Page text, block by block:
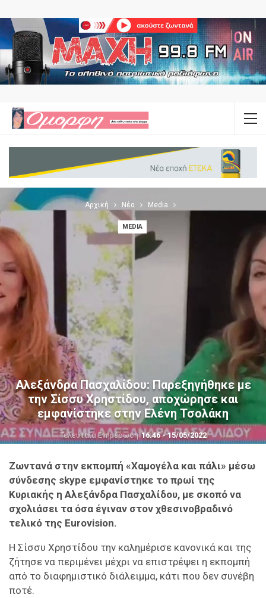
Αρχική Νέα Media
MEDIA
Αλεξάνδρα Πασχαλίδου: Παρεξηγήθηκε με
την Σίσσυ Χρηστίδου, αποχώρησε και
εμφανίστηκε στην Ελένη Τσολάκη
Τελευταία Ενημέρωση16:46 - 15/05/2022
Ζωντανά στην εκπομπή «Χαμογέλα και πάλι» μέσω
σύνδεσης skype εμφανίστηκε το πρωί της
Κυριακής η Αλεξάνδρα Πασχαλίδου, με σκοπό να
σχολιάσει τα όσα έγιναν στον χθεσινοβραδινό
τελικό της Eurovision.
Η Σίσσυ Χρηστίδου την καλημέρισε κανονικά και της
ζήτησε να περιμένει μέχρι να επιστρέψει η εκπομπή
από το διαφημιστικό διάλειμμα, κάτι που δεν συνέβη
ποτέ.